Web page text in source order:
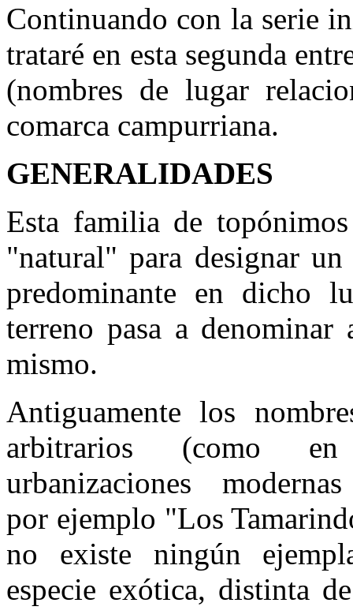
Continuando con la serie
trataré en esta segunda
(nombres de lugar
comarca campurriana.
GENERALIDADES
Esta familia de
"natural" para designar
predominante en dicho
terreno pasa a
mismo.
Antiguamente los
arbitrarios (como en
urbanizaciones
por ejemplo "Los
no existe ningún
especie exótica, distinta